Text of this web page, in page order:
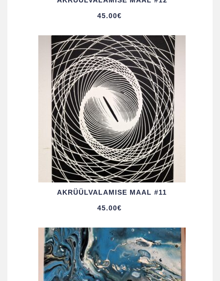
45.00€
AKRÜÜL­VALAMISE MAAL #11
45.00€